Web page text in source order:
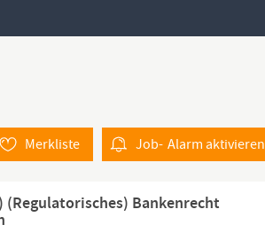
Job- Alarmaktivieren
Merkliste
Bankenrecht